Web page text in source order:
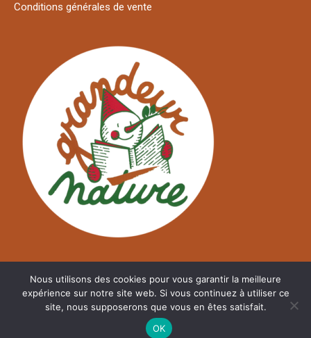
Conditions générales de vente
A2NM.COM
Nous utilisons des cookies pour vous garantir la meilleure
expérience sur notre site web. Si vous continuez à utiliser ce
site, nous supposerons que vous en êtes satisfait.
OK